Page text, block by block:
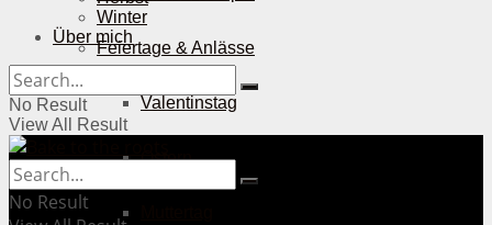
Feiertage & Anlässe
Valentinstag
Ostern
Winter
Über mich
No Result
View All Result
No Result